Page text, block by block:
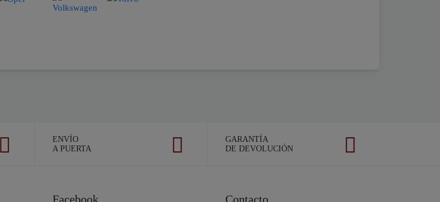
ENVÍO
A PUERTA
GARANTÍA
DE DEVOLUCIÓN
Facebook Contacto